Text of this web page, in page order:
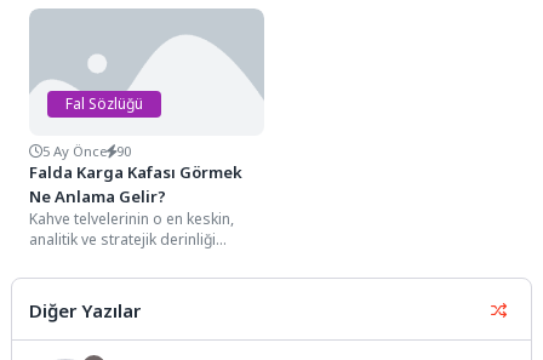
silüetiyle karşılaşmak, falın
Fal Sözlüğü
5 Ay Önce 90
Falda Karga Kafası Görmek
Ne Anlama Gelir?
Kahve telvelerinin o en keskin,
analitik ve stratejik derinliği
genellikle fincanın üst...
Diğer Yazılar